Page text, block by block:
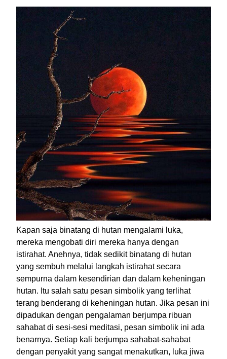
Kapan saja binatang di hutan mengalami luka,
mereka mengobati diri mereka hanya dengan
istirahat. Anehnya, tidak sedikit binatang di hutan
yang sembuh melalui langkah istirahat secara
sempurna dalam kesendirian dan dalam keheningan
hutan. Itu salah satu pesan simbolik yang terlihat
terang benderang di keheningan hutan. Jika pesan ini
dipadukan dengan pengalaman berjumpa ribuan
sahabat di sesi-sesi meditasi, pesan simbolik ini ada
benarnya. Setiap kali berjumpa sahabat-sahabat
dengan penyakit yang sangat menakutkan, luka jiwa